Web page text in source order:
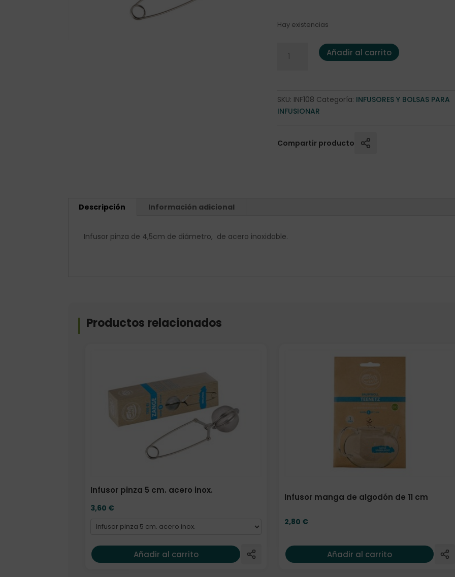
Hay existencias
Infusor pinza 4,5 cm. acero inox. cantidad
Añadir al carrito
SKU: INF108 Categoría: INFUSORES Y BOLSAS PARA
INFUSIONAR
Compartir producto
Descripción Información adicional
Infusor pinza de 4,5cm de diámetro, de acero inoxidable.
Productos relacionados
Infusor pinza 5 cm. acero inox.
3,60 €
Añadir al carrito
Infusor manga de algodón de 11 cm
2,80 €
Añadir al carrito